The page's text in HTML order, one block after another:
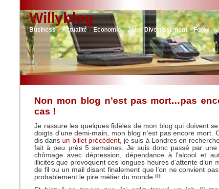
Willyblog
Business – Actualité – Economie – Job – Divertissement – Forex
Non mon blog n’est pas mort…pas
cas !
Je rassure les quelques fidèles de mon blog qui doivent
doigts d’une demi-main, mon blog n’est pas encore mort.
dis dansun billet précédent, je suis à Londres en
fait à peu près 5 semaines. Je suis donc passé par
chômage avec dépression, dépendance à l’alcool et
illicites que provoquent ces longues heures d’attente d’un
de fil ou un mail disant finalement que l’on ne convient
probablement le pire métier du monde !!!